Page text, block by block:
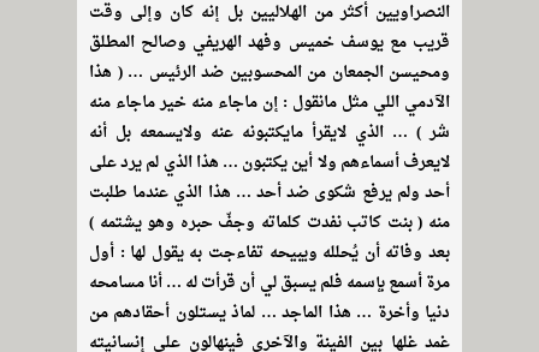
النصراويين أكثر من الهلاليين بل إنه كان وإلى وقت
قريب مع يوسف خميس وفهد الهريفي وصالح المطلق
ومحيسن الجمعان من المحسوبين ضد الرئيس … ( هذا
الآدمي اللي مثل مانقول : إن ماجاء منه خير ماجاء منه
شر ) … الذي لايقرأ مايكتبونه عنه ولايسمعه بل أنه
لايعرف أسماءهم ولا أين يكتبون … هذا الذي لم يرد على
أحد ولم يرفع شكوى ضد أحد … هذا الذي عندما طلبت
منه ( بنت كاتب نفدت كلماته وجفّ حبره وهو يشتمه )
بعد وفاته أن يُحلله ويبيحه تفاءجت به يقول لها : أول
مرة أسمع بإسمه فلم يسبق لي أن قرأت له … أنا مسامحه
دنيا وأخرة … هذا الماجد … لماذ يستلون أحقادهم من
غمد غلها بين الفينة والآخرى فينهالون على إنسانيته